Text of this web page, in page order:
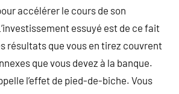
accélérer le cours de son
essuyé est de ce fait
résultats que vous en tirez couvrent
que vous devez à la banque.
l’effet de pied-de-biche. Vous